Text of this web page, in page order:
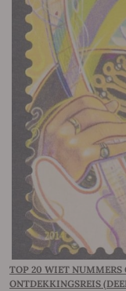
TOP 20 WIET NUMMERS
ONTDEKKINGSREIS